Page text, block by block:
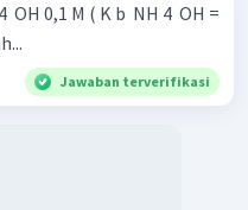
0,1 M ( K b ​ NH 4 ​ OH =
Jawaban terverifikasi